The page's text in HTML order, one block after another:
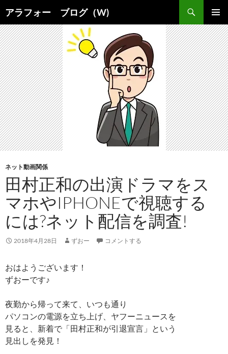
ン
テ
ン
ツ
へ
ス
キ
ッ
プ
アラフォー ブログ（W)
索
メインメ
ニュー
ネット動画関係
田村正和の出演ドラマをス
マホやIPHONEで視聴する
には?ネット配信を調査!
2018年4月28日 ずおー コメントする
おはようございます！
ずおーです♪
夜勤から帰って来て、いつも通り
パソコンの電源を立ち上げ、ヤフーニュースを
見ると、新着で「田村正和が引退宣言」という
見出しを発見！